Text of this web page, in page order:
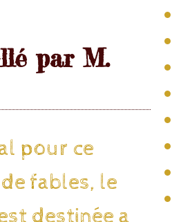
par M.
pour ce
fables, le
destinée a